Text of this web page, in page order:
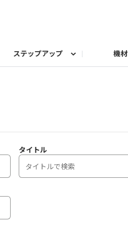
ステップアップ 機材
タイトル